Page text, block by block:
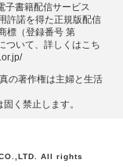
子書籍配信サービス
許諾を得た正規版配信
標（登録番号 第
ついて、詳しくはこち
の著作権は主婦と⽣活
く禁⽌します。
All rights